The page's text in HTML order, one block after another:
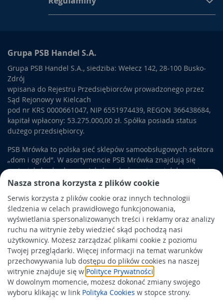
Nasza strona korzysta z plików cookie
Serwis korzysta z plików cookie oraz innych technologii
śledzenia w celach prawidłowego funkcjonowania,
wyświetlania spersonalizowanych treści i reklamy oraz analizy
ruchu na witrynie żeby wiedzieć skąd pochodzą nasi
użytkownicy. Możesz zarządzać plikami cookie z poziomu
Twojej przeglądarki. Więcej informacji na temat warunków
przechowywania lub dostępu do plików cookies na naszej
witrynie znajduje się w Polityce Prywatności
W dowolnym momencie, możesz dokonać zmiany swojego
wyboru klikając w link Polityka Cookies w stopce strony.
Grupa PSB Handel S.A.
Grupa PSB Handel S.A., siedziba: Wełecz 142, 28-100 Busko-
Zdrój
wpisana do Rejestru Przedsiębiorców prowadzonego przez
Sąd Rejonowy w Kielcach
pod nr KRS 0000661047, NIP 6551974439, REGON 366438684,
kapitał wpłacony: 53.275.000,00 zł. Spółka posiada status
dużego przedsiębiorcy.
PSB Mrówka to polska sieć sklepów samoobsługowych sektora
„dom i ogród”. W asortymencie PSB Mrówka znajdują się
materiały budowlane, artykuły wykończeniowe i dekoracyjne,
wyposażenie łazienek i kuchni, elektronarzędzia, a także
artykuły związane z ogrodem i otoczeniem domu.
Obowiązek informacyjny
Polityka prywatności
Polityka Cookies
Odbiór zużytego sprzętu
Wspierają nas: